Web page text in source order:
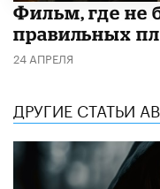
Фильм, где не
правильных
24 АПРЕЛЯ
ДРУГИЕ СТАТЬИ